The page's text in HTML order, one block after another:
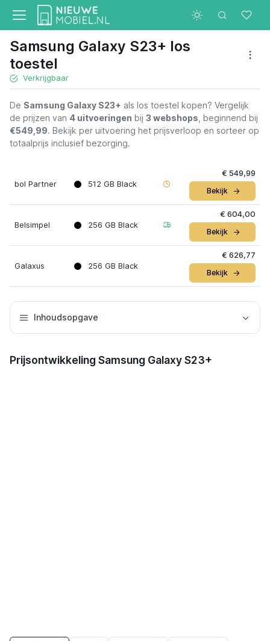
Samsung Galaxy S23+ los
toestel
Verkrijgbaar
De Samsung Galaxy S23+ als los toestel kopen? Vergelijk
de prijzen van 4 uitvoeringen bij 3 webshops , beginnend bij
€549,99. Bekijk per uitvoering het prijsverloop en sorteer op
totaalprijs inclusief bezorging.
bol Partner 512 GB Black
€ 549,99
Bekijk
Belsimpel 256 GB Black
€ 604,00
Bekijk
Galaxus 256 GB Black
€ 626,77
Bekijk
Inhoudsopgave
Prijsontwikkeling Samsung Galaxy S23+